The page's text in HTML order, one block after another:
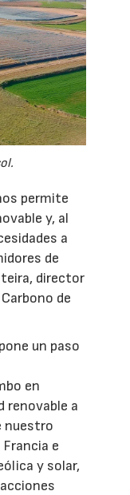
permite
y, al
a
de
director
de
un paso
en
renovable a
nuestro
e
y solar,